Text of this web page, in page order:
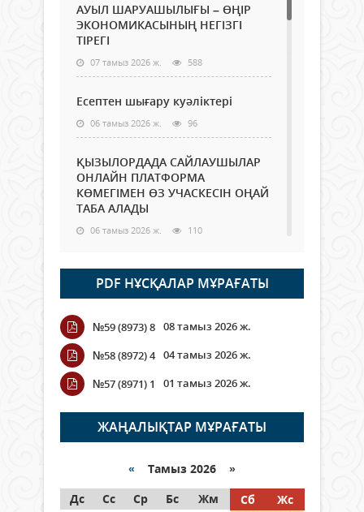
АУЫЛ ШАРУАШЫЛЫҒЫ – ӨҢІР
ЭКОНОМИКАСЫНЫҢ НЕГІЗГІ
ТІРЕГІ
07 тамыз 2026 ж. 588
Есептен шығару куәліктері
06 тамыз 2026 ж. 96
ҚЫЗЫЛОРДАДА САЙЛАУШЫЛАР
ОНЛАЙН ПЛАТФОРМА
КӨМЕГІМЕН ӨЗ УЧАСКЕСІН ОҢАЙ
ТАБА АЛАДЫ
06 тамыз 2026 ж. 110
Open Air: Қызылорда облысы
полиция департаменті 20
мыңнан астам көрерменнің
қауіпсіздігін қамтамасыз етті
06 тамыз 2026 ж.
Wi-Fi ҚАБЫРҒА АРҚЫЛЫ ҚАЛАЙ
ӨТЕДІ?
06 тамыз 2026 ж. 285
граждане Казахстана,
05 тамыз 2026 ж. 166
PDF НҰСҚАЛАР МҰРАҒАТЫ
№59 (8973) 8 08 тамыз 2026 ж.
№58 (8972) 4 04 тамыз 2026 ж.
№57 (8971) 1
01 тамыз 2026 ж.
ЖАҢАЛЫҚТАР МҰРАҒАТЫ
« Тамыз 2026 »
Дс
Сс Ср Бс Жм Сб
Жс